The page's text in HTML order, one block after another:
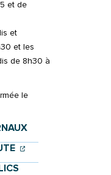
et de
et
et les
de 8h30 à
le
(OUVERTURE
(OUVERTURE